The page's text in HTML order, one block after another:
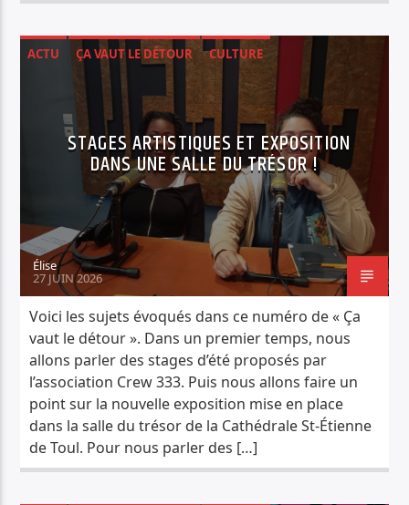
ACTU ÇA VAUT LE DÉTOUR CULTURE
STAGES ARTISTIQUES ET EXPOSITION
DANS UNE SALLE DU TRÉSOR !
Élise
27 JUIN 2026
Voici les sujets évoqués dans ce numéro de « Ça
vaut le détour ». Dans un premier temps, nous
allons parler des stages d’été proposés par
l’association Crew 333. Puis nous allons faire un
point sur la nouvelle exposition mise en place
dans la salle du trésor de la Cathédrale St-Étienne
de Toul. Pour nous parler des […]